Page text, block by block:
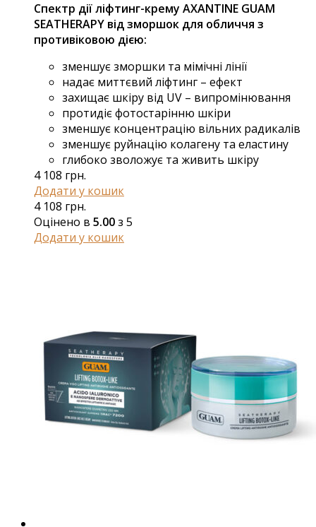
Спектр дії ліфтинг-крему AXANTINE GUAM
SEATHERAPY від зморшок для обличчя з
противіковою дією:
зменшує зморшки та мімічні лінії
надає миттєвий ліфтинг – ефект
захищає шкіру від UV – випромінювання
протидіє фотостарінню шкіри
зменшує концентрацію вільних радикалів
зменшує руйнацію колагену та еластину
глибоко зволожує та живить шкіру
4 108 грн.
Додати у кошик
4 108 грн.
Оцінено в 5.00з 5
Додати у кошик